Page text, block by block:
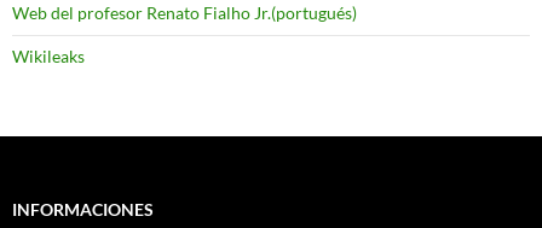
Web del profesor Renato Fialho Jr.(portugués)
Wikileaks
INFORMACIONES